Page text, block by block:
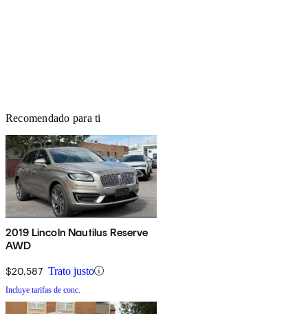
Recomendado para ti
2019 Lincoln Nautilus Reserve
AWD
$20,587 Trato justo
Incluye tarifas de conc.